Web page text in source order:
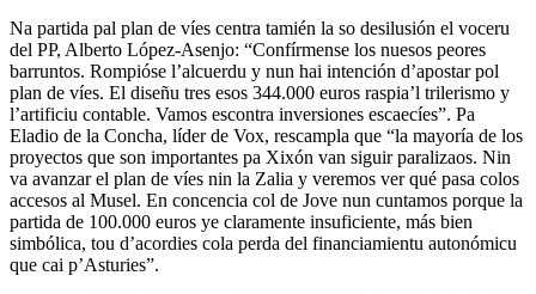
Na partida pal plan de víes centra tamién la so desilusión el voceru
del PP, Alberto López-Asenjo: “Confírmense los nuesos peores
barruntos. Rompióse l’alcuerdu y nun hai intención d’apostar pol
plan de víes. El diseñu tres esos 344.000 euros raspia’l trilerismo y
l’artificiu contable. Vamos escontra inversiones escaecíes”. Pa
Eladio de la Concha, líder de Vox, rescampla que “la mayoría de los
proyectos que son importantes pa Xixón van siguir paralizaos. Nin
va avanzar el plan de víes nin la Zalia y veremos ver qué pasa colos
accesos al Musel. En concencia col de Jove nun cuntamos porque la
partida de 100.000 euros ye claramente insuficiente, más bien
simbólica, tou d’acordies cola perda del financiamientu autonómicu
que cai p’Asturies”.